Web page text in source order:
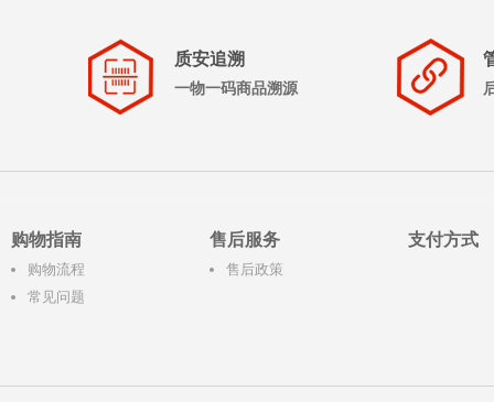
质安追溯
一物一码商品溯源
购物指南
购物流程
常见问题
售后服务
售后政策
支付方式